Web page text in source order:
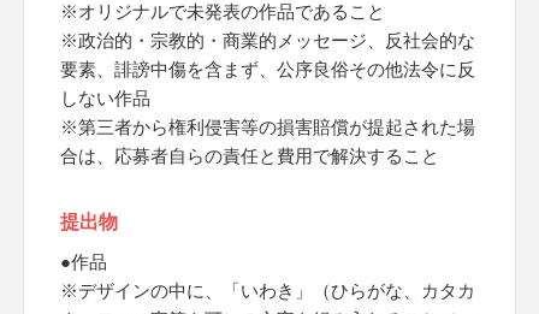
※オリジナルで未発表の作品であること
※政治的・宗教的・商業的メッセージ、反社会的な
要素、誹謗中傷を含まず、公序良俗その他法令に反
しない作品
※第三者から権利侵害等の損害賠償が提起された場
合は、応募者自らの責任と費用で解決すること
提出物
●作品
※デザインの中に、「いわき」（ひらがな、カタカ